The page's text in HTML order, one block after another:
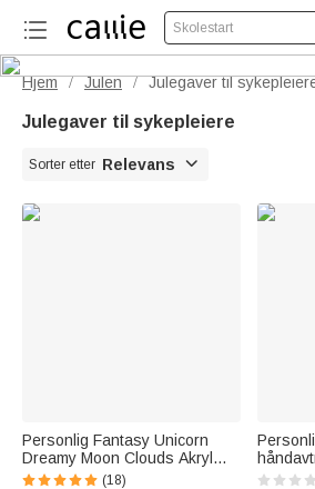
Skolestart
Hjem / Julen / Julegaver til
Julegaver til sykepleiere
Sorter etter Relevans 
Personlig Fantasy Unicorn
Dreamy Moon Clouds Akryl
LED nattlys med navn Nursery
(18)